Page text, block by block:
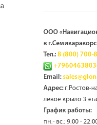
ООО
в
Тел.: 8 (800) 700-
Email:
Адрес:г.Ростов-
левое крыло 3
График работы:
пн.- вс.: 9.00 -